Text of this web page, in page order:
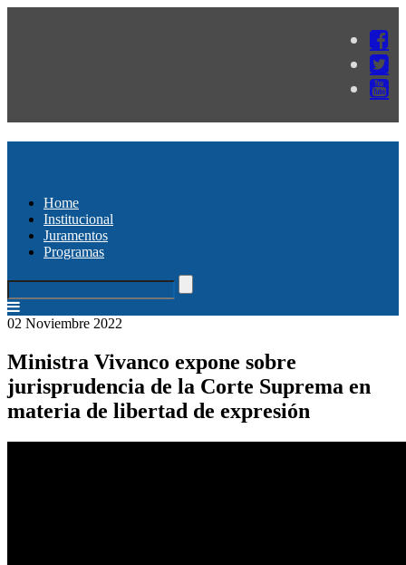
Home
Institucional
Juramentos
Programas
02 Noviembre 2022
Ministra Vivanco expone sobre
jurisprudencia de la Corte Suprema en
materia de libertad de expresión